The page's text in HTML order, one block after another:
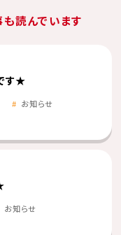
読んでいます
す★
お知らせ
お知らせ